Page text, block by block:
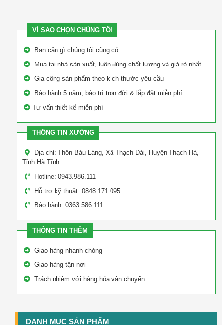
VÌ SAO CHỌN CHÚNG TÔI
Bạn cần gì chúng tôi cũng có
Mua tại nhà sản xuất, luôn đúng chất lượng và giá rẻ nhất
Gia công sản phẩm theo kích thước yêu cầu
Bảo hành 5 năm, bảo trì trọn đời & lắp đặt miễn phí
Tư vấn thiết kế miễn phí
THÔNG TIN XƯỞNG
Địa chỉ: Thôn Bàu Láng, Xã Thạch Đài, Huyện Thạch Hà,
Tỉnh Hà Tĩnh
Hotline: 0943.986.111
Hỗ trợ kỹ thuật: 0848.171.095
Bảo hành: 0363.586.111
THÔNG TIN THÊM
Giao hàng nhanh chóng
Giao hàng tận nơi
Trách nhiệm với hàng hóa vận chuyển
DANH MỤC SẢN PHẨM